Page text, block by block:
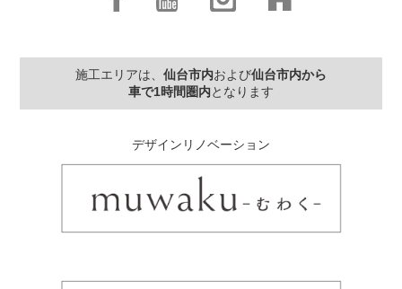
施工エリアは、 仙台市内および仙台市内から
車で1時間圏内となります
デザインリノベーション